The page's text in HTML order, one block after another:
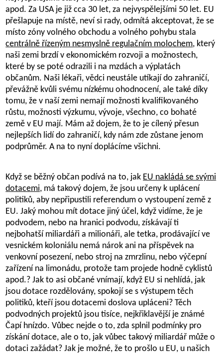
apod. Za USA je již cca 30 let, za nejvyspělejšími 50 let. EU
přešlapuje na místě, neví si rady, odmítá akceptovat, že se
místo zóny volného obchodu a volného pohybu stala
centrálně řízeným nesmyslně regulačním molochem, který
naši zemi brzdí v ekonomickém rozvoji a možnostech,
které by se poté odrazili i na mzdách a výplatách
občanům. Naši lékaři, vědci neustále utíkají do zahraničí,
převážně kvůli svému nízkému ohodnocení, ale také díky
tomu, že v naší zemi nemají možnosti kvalifikovaného
růstu, možnosti výzkumu, vývoje, všechno, co bohaté
země v EU mají. Mám až dojem, že to je cílený přesun
nejlepších lidí do zahraničí, kdy nám zde zůstane jenom
podprůměr. A na to nyní doplácíme všichni.
Když se běžný občan podívá na to, jak EU nakládá se svými
dotacemi, má takový dojem, že jsou určeny k uplácení
politiků, aby nepřipustili referendum o vystoupení země z
EU. Jaký mohou mít dotace jiný účel, když vidíme, že je
podvodem, nebo na hranici podvodu, získávají ti
nejbohatší miliardáři a milionáři, ale tetka, prodávající ve
vesnickém koloniálu nemá nárok ani na příspěvek na
venkovní posezení, nebo stroj na zmrzlinu, nebo výčepní
zařízení na limonádu, protože tam projede hodně cyklistů
apod.? Jak to asi občané vnímají, když EU si nehlídá, jak
jsou dotace rozdělovány, spokojí se s výstupem těch
politiků, kteří jsou dotacemi doslova upláceni? Těch
podvodných projektů jsou tisíce, nejkřiklavější je známé
Čapí hnízdo. Vůbec nejde o to, zda splnil podmínky pro
získání dotace, ale o to, jak vůbec takový miliardář může o
dotaci zažádat? Jak je možné, že to prošlo u EU, u našich